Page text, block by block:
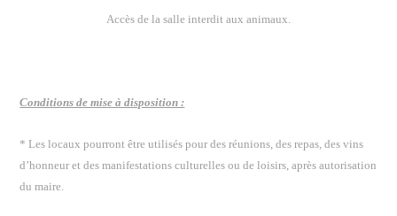
Accès de la salle interdit aux animaux.
Conditions de mise à disposition :
* Les locaux pourront être utilisés pour des réunions, des repas, des vins
d’honneur et des manifestations culturelles ou de loisirs, après autorisation
du maire.